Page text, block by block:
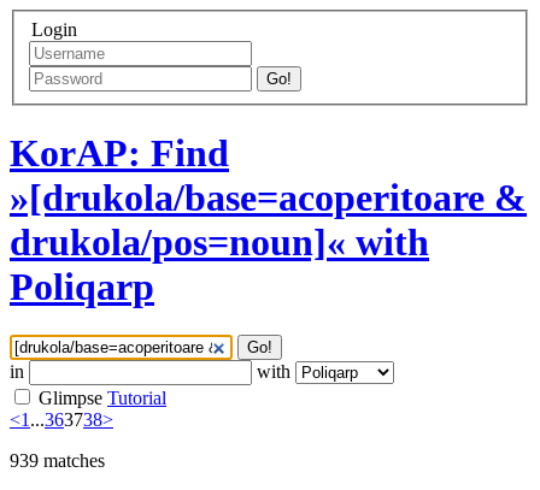
Login
Go!
KorAP: Find
»[drukola/base=acoperitoare &
drukola/pos=noun]« with
Poliqarp
Go!
in
with
Glimpse Tutorial
<1...363738>
939 matches